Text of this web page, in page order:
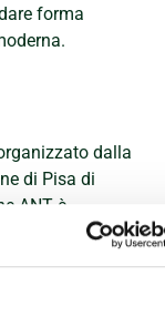
forma
dalla
di Pisa di
ANT è
per sostenere il
pazienti